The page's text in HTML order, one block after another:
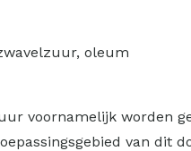
oleum
voornamelijk worden
van dit